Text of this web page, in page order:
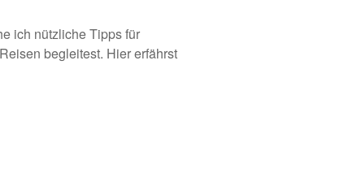
ich nützliche Tipps für
begleitest. Hier erfährst